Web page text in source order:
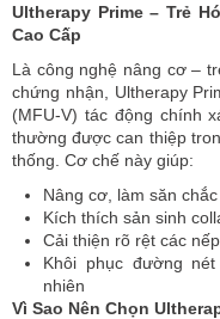
Ultherapy Prime – Trẻ
Cao Cấp
Là công nghệ nâng cơ –
chứng nhận, Ultherapy
(MFU-V) tác động chính
thường được can thiệp
thống. Cơ chế này giúp:
Nâng cơ, làm săn
Kích thích sản sinh
Cải thiện rõ rệt các
Khôi phục đường
nhiên
Vì Sao Nên Chọn